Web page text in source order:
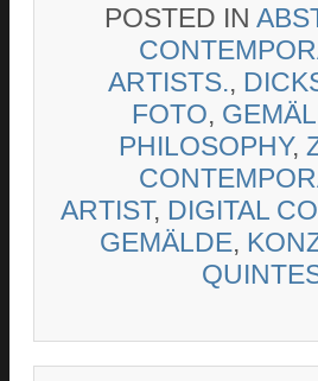
POSTED IN
ARTISTS.,
FOTO,
PHILOSOPHY,
ARTIST, DIGITAL
GEMÄLDE,